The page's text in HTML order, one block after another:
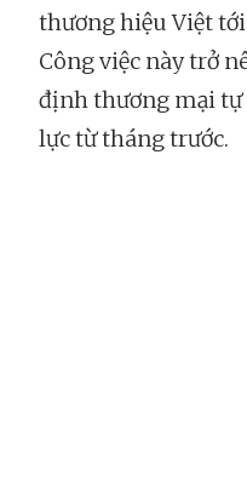
thương hiệu Việt
Công việc này trở
định thương mại tự
lực từ tháng trước.